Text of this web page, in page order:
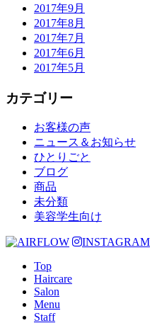
2017年9月
2017年8月
2017年7月
2017年6月
2017年5月
カテゴリー
お客様の声
ニュース＆お知らせ
ひとりごと
ブログ
商品
未分類
美容学生向け
INSTAGRAM
Top
Haircare
Salon
Menu
Staff